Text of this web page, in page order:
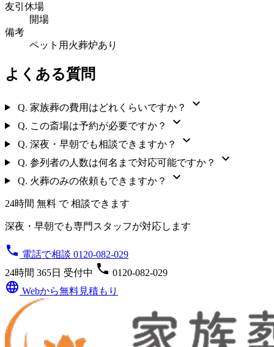
友引休場
開場
備考
ペット用火葬炉あり
よくある質問
Q. 家族葬の費用はどれくらいですか？ expand_more
Q. この斎場は予約が必要ですか？ expand_more
Q. 深夜・早朝でも相談できますか？ expand_more
Q. 参列者の人数は何名まで対応可能ですか？ expand_more
Q. 火葬のみの依頼もできますか？ expand_more
24時間 無料 で 相談できます
深夜・早朝でも専門スタッフが対応します
phone 電話で相談 0120-082-029
24時間 365日 受付中 phone 0120-082-029
language Webから無料見積もり